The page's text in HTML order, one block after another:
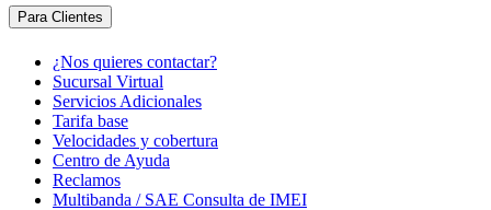
Para Clientes
¿Nos quieres contactar?
Sucursal Virtual
Servicios Adicionales
Tarifa base
Velocidades y cobertura
Centro de Ayuda
Reclamos
Multibanda / SAE Consulta de IMEI